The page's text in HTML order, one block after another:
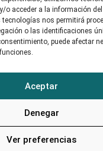
o acceder a la información
nos permitirá
o las identificaciones
puede afectar
Aceptar
Denegar
Ver preferencias
de Cantabria Copyright ©